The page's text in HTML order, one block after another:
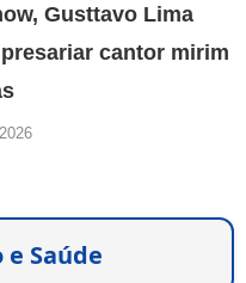
Gusttavo Lima
cantor mirim
Saúde